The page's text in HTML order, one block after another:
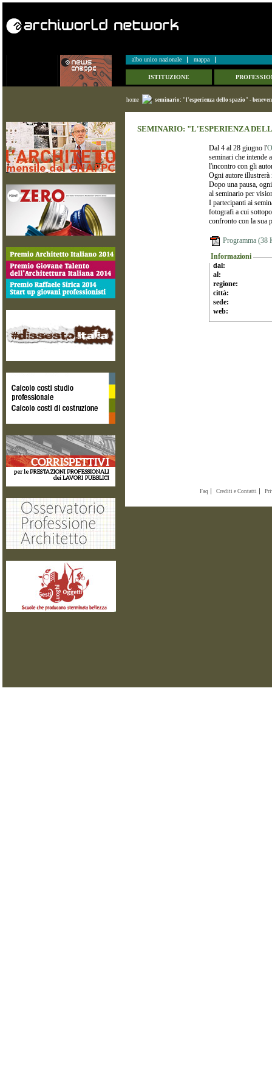
albo unico nazionale mappa
ISTITUZIONE
home seminario: "l'esperienza dello spazio" -
SEMINARIO: "L'ESPERIENZA
Dal 4 al 28 giugno l'
seminari che intende
l'incontro con gli
Ogni autore
Dopo una pausa,
al seminario per
I partecipanti ai
fotografi a cui
confronto con la sua
Programma (38
Informazioni
dal:
al:
regione:
città:
sede:
web:
Faq Crediti e Contatti